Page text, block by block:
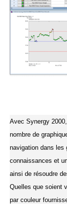
Avec Synergy
nombre de
navigation dans les
connaissances et
ainsi de résoudre
Quelles que soient
par couleur